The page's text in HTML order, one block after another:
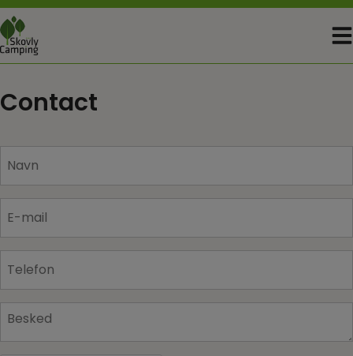
Skip
to
content
Contact
mail
Besked